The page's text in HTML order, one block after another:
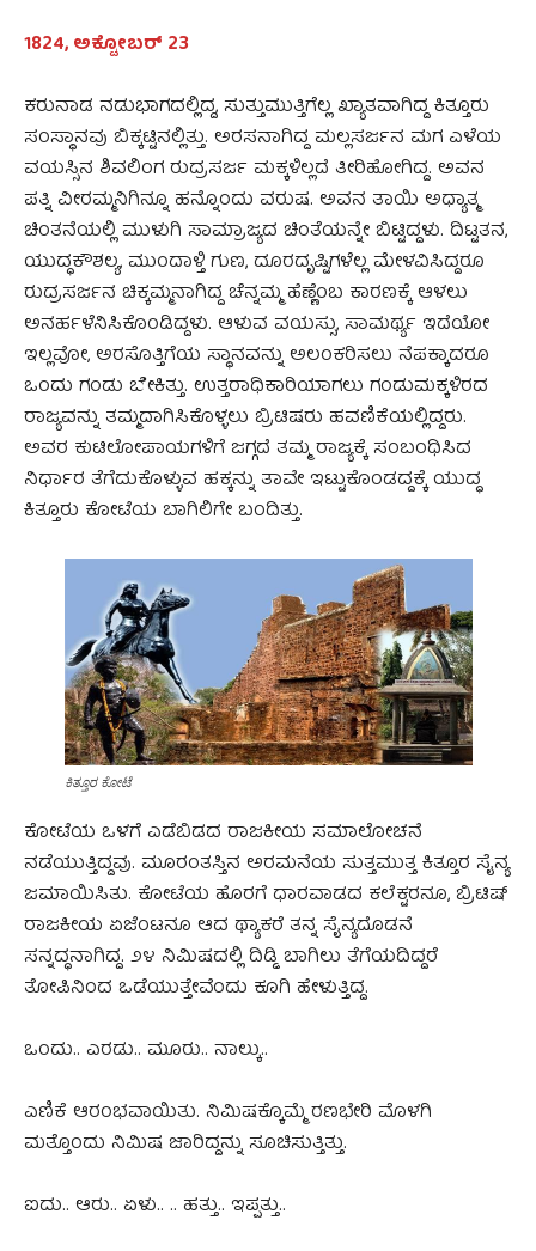
1824, ಅಕ್ಟೋಬರ್ 23
ಕರುನಾಡ ನಡುಭಾಗದಲ್ಲಿದ್ದ, ಸುತ್ತುಮುತ್ತಿಗೆಲ್ಲ ಖ್ಯಾತವಾಗಿದ್ದ ಕಿತ್ತೂರು
ಸಂಸ್ಥಾನವು ಬಿಕ್ಕಟ್ಟಿನಲ್ಲಿತ್ತು. ಅರಸನಾಗಿದ್ದ ಮಲ್ಲಸರ್ಜನ ಮಗ ಎಳೆಯ
ವಯಸ್ಸಿನ ಶಿವಲಿಂಗ ರುದ್ರಸರ್ಜ ಮಕ್ಕಳಿಲ್ಲದೆ ತೀರಿಹೋಗಿದ್ದ. ಅವನ
ಪತ್ನಿ ವೀರಮ್ಮನಿಗಿನ್ನೂ ಹನ್ನೊಂದು ವರುಷ. ಅವನ ತಾಯಿ ಅಧ್ಯಾತ್ಮ
ಚಿಂತನೆಯಲ್ಲಿ ಮುಳುಗಿ ಸಾಮ್ರಾಜ್ಯದ ಚಿಂತೆಯನ್ನೇ ಬಿಟ್ಟಿದ್ದಳು. ದಿಟ್ಟತನ,
ಯುದ್ಧಕೌಶಲ್ಯ, ಮುಂದಾಳ್ತಿ ಗುಣ, ದೂರದೃಷ್ಟಿಗಳೆಲ್ಲ ಮೇಳವಿಸಿದ್ದರೂ
ರುದ್ರಸರ್ಜನ ಚಿಕ್ಕಮ್ಮನಾಗಿದ್ದ ಚೆನ್ನಮ್ಮ ಹೆಣ್ಣೆಂಬ ಕಾರಣಕ್ಕೆ ಆಳಲು
ಅನರ್ಹಳೆನಿಸಿಕೊಂಡಿದ್ದಳು. ಆಳುವ ವಯಸ್ಸು, ಸಾಮರ್ಥ್ಯ ಇದೆಯೋ
ಇಲ್ಲವೋ, ಅರಸೊತ್ತಿಗೆಯ ಸ್ಥಾನವನ್ನು ಅಲಂಕರಿಸಲು ನೆಪಕ್ಕಾದರೂ
ಒಂದು ಗಂಡು ಬೇಕಿತ್ತು. ಉತ್ತರಾಧಿಕಾರಿಯಾಗಲು ಗಂಡುಮಕ್ಕಳಿರದ
ರಾಜ್ಯವನ್ನು ತಮ್ಮದಾಗಿಸಿಕೊಳ್ಳಲು ಬ್ರಿಟಿಷರು ಹವಣಿಕೆಯಲ್ಲಿದ್ದರು.
ಅವರ ಕುಟಿಲೋಪಾಯಗಳಿಗೆ ಜಗ್ಗದೆ ತಮ್ಮ ರಾಜ್ಯಕ್ಕೆ ಸಂಬಂಧಿಸಿದ
ನಿರ್ಧಾರ ತೆಗೆದುಕೊಳ್ಳುವ ಹಕ್ಕನ್ನು ತಾವೇ ಇಟ್ಟುಕೊಂಡದ್ದಕ್ಕೆ ಯುದ್ಧ
ಕಿತ್ತೂರು ಕೋಟೆಯ ಬಾಗಿಲಿಗೇ ಬಂದಿತ್ತು.
ಕಿತ್ತೂರ ಕೋಟೆ
ಕೋಟೆಯ ಒಳಗೆ ಎಡೆಬಿಡದ ರಾಜಕೀಯ ಸಮಾಲೋಚನೆ
ನಡೆಯುತ್ತಿದ್ದವು. ಮೂರಂತಸ್ತಿನ ಅರಮನೆಯ ಸುತ್ತಮುತ್ತ ಕಿತ್ತೂರ ಸೈನ್ಯ
ಜಮಾಯಿಸಿತು. ಕೋಟೆಯ ಹೊರಗೆ ಧಾರವಾಡದ ಕಲೆಕ್ಟರನೂ, ಬ್ರಿಟಿಷ್
ರಾಜಕೀಯ ಏಜೆಂಟನೂ ಆದ ಥ್ಯಾಕರೆ ತನ್ನ ಸೈನ್ಯದೊಡನೆ
ಸನ್ನದ್ಧನಾಗಿದ್ದ. ೨೪ ನಿಮಿಷದಲ್ಲಿ ದಿಡ್ಡಿ ಬಾಗಿಲು ತೆಗೆಯದಿದ್ದರೆ
ತೋಪಿನಿಂದ ಒಡೆಯುತ್ತೇವೆಂದು ಕೂಗಿ ಹೇಳುತ್ತಿದ್ದ.
ಒಂದು.. ಎರಡು.. ಮೂರು.. ನಾಲ್ಕು..
ಎಣಿಕೆ ಆರಂಭವಾಯಿತು. ನಿಮಿಷಕ್ಕೊಮ್ಮೆ ರಣಭೇರಿ ಮೊಳಗಿ
ಮತ್ತೊಂದು ನಿಮಿಷ ಜಾರಿದ್ದನ್ನು ಸೂಚಿಸುತ್ತಿತ್ತು.
ಐದು.. ಆರು.. ಏಳು.. .. ಹತ್ತು.. ಇಪ್ಪತ್ತು..